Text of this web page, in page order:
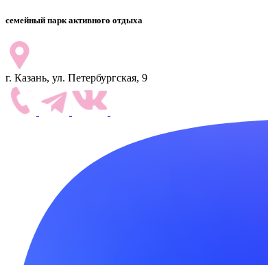
семейный парк активного отдыха
г. Казань, ул. Петербургская, 9